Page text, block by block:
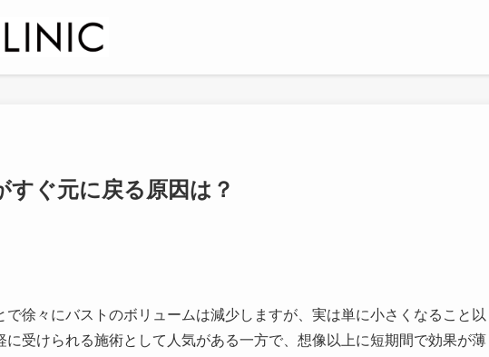
すぐ元に戻る原因は？
徐々にバストのボリュームは減少しますが、実は単に小さくなること以
に受けられる施術として人気がある一方で、想像以上に短期間で効果が薄